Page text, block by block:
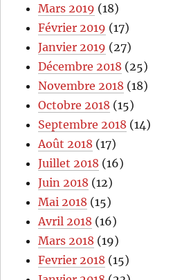
Mars 2019 (18)
Février 2019 (17)
Janvier 2019 (27)
Décembre 2018 (25)
Novembre 2018 (18)
Octobre 2018 (15)
Septembre 2018 (14)
Août 2018 (17)
Juillet 2018 (16)
Juin 2018 (12)
Mai 2018 (15)
Avril 2018 (16)
Mars 2018 (19)
Fevrier 2018 (15)